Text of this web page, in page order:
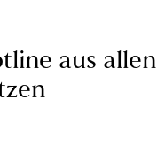
aus allen